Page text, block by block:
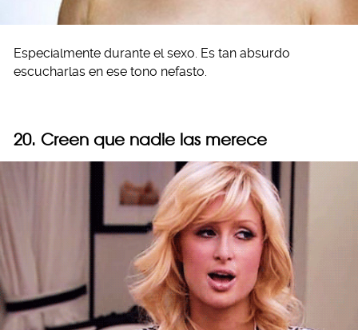
Especialmente durante el sexo. Es tan absurdo
escucharlas en ese tono nefasto.
20. Creen que nadie las merece